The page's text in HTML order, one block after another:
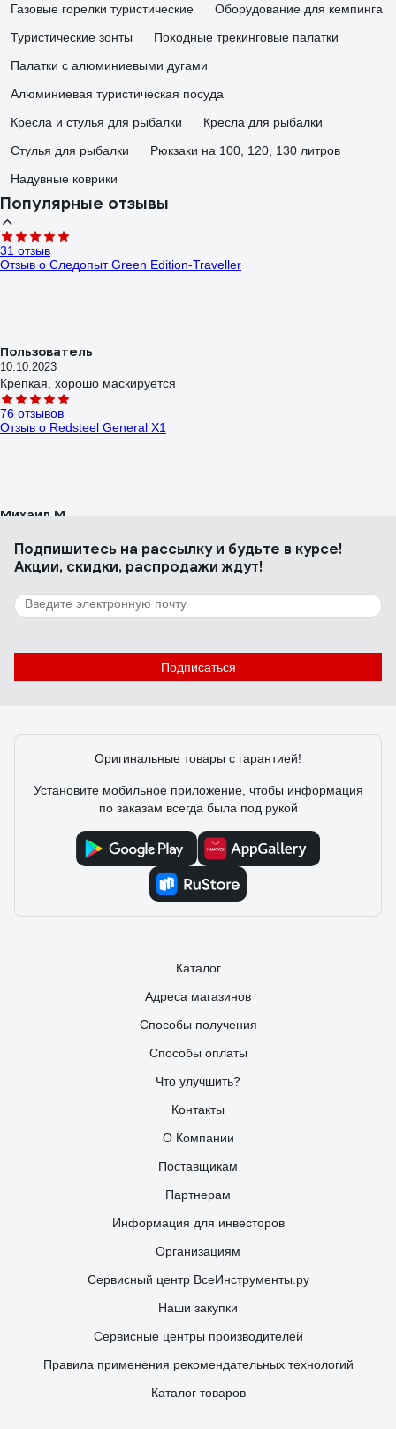
Газовые горелки туристические
Оборудование для кемпинга
Туристические зонты
Походные трекинговые палатки
Палатки с алюминиевыми дугами
Алюминиевая туристическая посуда
Кресла и стулья для рыбалки
Кресла для рыбалки
Стулья для рыбалки
Рюкзаки на 100, 120, 130 литров
Надувные коврики
Популярные отзывы
31 отзыв
Отзыв о Следопыт Green Edition-Traveller
Пользователь
10.10.2023
Крепкая, хорошо маскируется
76 отзывов
Отзыв о Redsteel General X1
Михаил М.
Самый просто, рабочий нож, который можно камнем речным
заточить, на коленке. 56-57 твердости достаточно для любых
1000р. Износостойкий, вязкий. В отличии от чудосталей не лопнет
при падении на камень. Заминается, а не скалывается.
318 отзывов
Подпишитесь на рассылкуи будьте в курсе!
Акции, скидки, распродажи ждут!
Подписаться
Оригинальные товары с гарантией!
Установите мобильное приложение, чтобы информация
по заказам всегда была под рукой
Каталог
Адреса магазинов
Способы получения
Способы оплаты
Что улучшить?
Контакты
О Компании
Поставщикам
Партнерам
Информация для инвесторов
Организациям
Сервисный центр ВсеИнструменты.ру
Наши закупки
Сервисные центры производителей
Правила применения рекомендательных технологий
Каталог товаров